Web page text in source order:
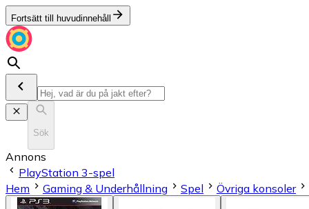
Fortsätt till huvudinnehåll
Sök
Annons
PlayStation 3-spel
Hem
Gaming & Underhållning Spel Övriga konsoler